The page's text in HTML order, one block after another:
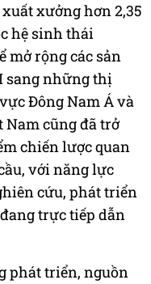
xưởng hơn 2,35
hệ sinh thái
mở rộng các sản
sang những thị
Đông Nam Á và
Nam cũng đã trở
chiến lược quan
với năng lực
cứu, phát triển
trực tiếp dẫn
phát triển, nguồn